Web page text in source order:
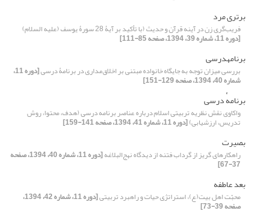
برتری مرد
فریب‌گری زن در آینه قرآن و حدیث (با تأکید بر آیۀ 28 سورۀ یوسف (علیه السلام)
[دوره 11، شماره 39، 1394، صفحه 85-111]
برنامهدرسی
بررسی میزان توجه به جایگاه خانواده مبتنی بر اخلاق‌مداری در برنامۀ درسی [دوره 11،
شماره 40، 1394، صفحه 129-151]
برنامهٔ ‌درسی
واکاوی نقش نظریه تربیتی اسلام درباره عناصر برنامه درسی (هدف، محتوا، روش
تدریس، ارزشیابی)[دوره 11، شماره 41، 1394، صفحه 141-159]
بصیرت
راهکار‌های گریز از گرداب فتنه از دیدگاه نهج‌البلاغه [دوره 11، شماره 40، 1394، صفحه
37-67]
بعد عاطفه
محبّت اهل بیت(ع)، استراتژی حیات و راهبرد تربیتی [دوره 11، شماره 42، 1394،
صفحه 39-73]